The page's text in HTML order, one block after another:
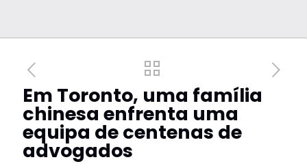
Em Toronto, uma família
chinesa enfrenta uma
equipa de centenas de
advogados